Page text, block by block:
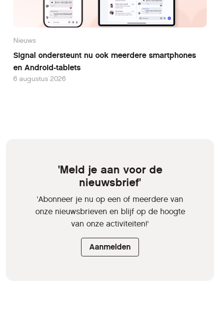
Nieuws
Signal ondersteunt nu ook meerdere smartphones
en Android-tablets
6 augustus 2026
'Meld je aan voor de
nieuwsbrief'
'Abonneer je nu op een of meerdere van
onze nieuwsbrieven en blijf op de hoogte
van onze activiteiten!'
Aanmelden